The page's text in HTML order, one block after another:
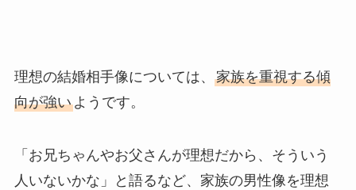
理想の結婚相手像については、 家族を重視する傾
向が強いようです。
「お兄ちゃんやお父さんが理想だから、そういう
人いないかな」と語るなど、家族の男性像を理想